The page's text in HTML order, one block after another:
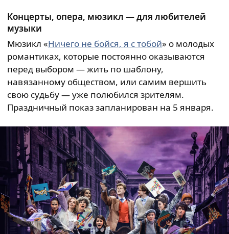
Концерты, опера, мюзикл — для любителей
музыки
Мюзикл «Ничего не бойся, я с тобой» о молодых
романтиках, которые постоянно оказываются
перед выбором — жить по шаблону,
навязанному обществом, или самим вершить
свою судьбу — уже полюбился зрителям.
Праздничный показ запланирован на 5 января.